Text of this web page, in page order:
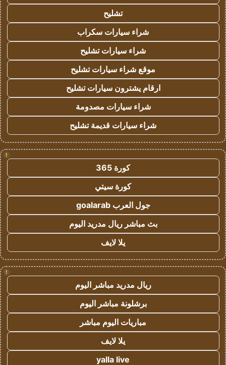
تشليح
شراء سيارات سكراب
شراء سيارات تشليح
موقع شراء سيارات تشليح
ارقام يشترون سيارات تشليح
شراء سيارات مصدومة
شراء سيارات قديمة تشليح
!
كورة 365
كورة سيتي
جول العرب goalarab
بث مباشر ريال مدريد اليوم
يلا لايف
!
ريال مدريد مباشر اليوم
برشلونة مباشر اليوم
مباريات اليوم مباشر
يلا لايف
yalla live